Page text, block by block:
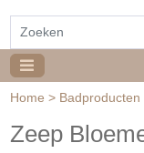
Home > Badproducten
Zeep